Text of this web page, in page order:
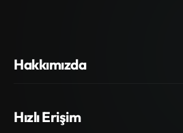
Hakkımızda
Hızlı Erişim